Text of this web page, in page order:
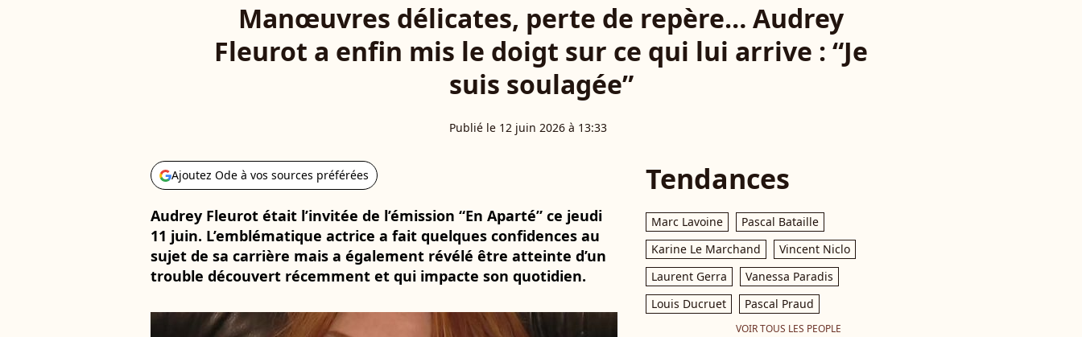
Manœuvres délicates, perte de repère… Audrey
Fleurot a enfin mis le doigt sur ce qui lui arrive : “Je
suis soulagée”
Publié le 12 juin 2026 à 13:33
Ajoutez Ode à vos sources préférées
Audrey Fleurot était l’invitée de l’émission “En Aparté” ce jeudi
11 juin. L’emblématique actrice a fait quelques confidences au
sujet de sa carrière mais a également révélé être atteinte d’un
trouble découvert récemment et qui impacte son quotidien.
Tendances
Marc Lavoine
Pascal Bataille
Karine Le Marchand
Vincent Niclo
Laurent Gerra
Vanessa Paradis
Louis Ducruet
Pascal Praud
VOIR TOUS LES PEOPLE